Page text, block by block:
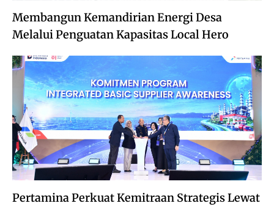
Membangun Kemandirian Energi Desa
Melalui Penguatan Kapasitas Local Hero
Pertamina Perkuat Kemitraan Strategis Lewat